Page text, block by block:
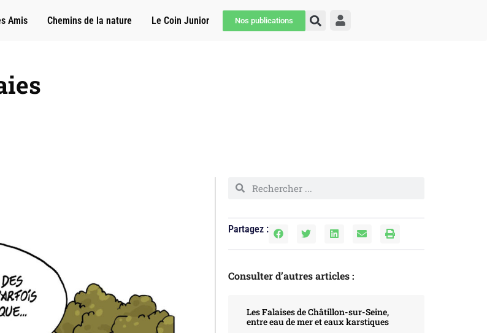
Amis Chemins de la nature Le Coin Junior Nos publications
Partagez :
Consulter d’autres articles :
Les Falaises de Châtillon-sur-Seine,
entre eau de mer et eaux karstiques